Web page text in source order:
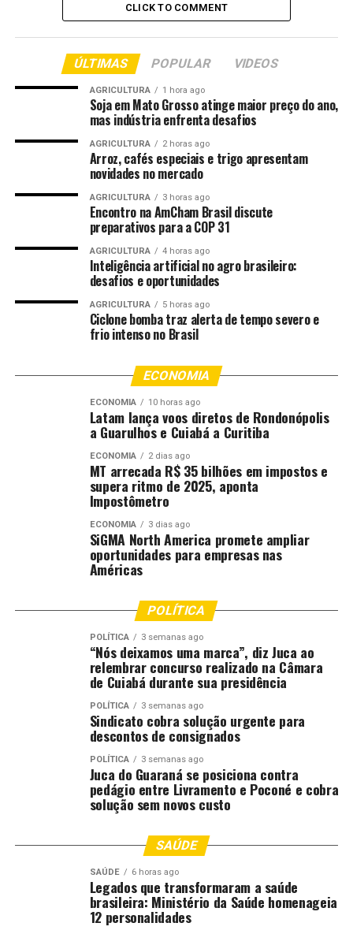
Os seis telões foram instalados na Rua Vila Mirante, no
bairro Ribeirão do Lipa; Rua Lages, no CPA I; Rua 17, no
bairro Santa Terezinha; Rua 15, no bairro João Bosco
Pinheiro; Rua 44, no bairro São João Del Rey; e Rua Belo
Horizonte, no bairro Alvorada. A estrutura contou ainda
com tendas, cadeiras, distribuição de água e apoio
operacional da Secretaria Municipal de Mobilidade
Urbana (Semob).
Durante a transmissão da partida, o prefeito Abilio
Brunini visitou algumas das ruas contempladas para
acompanhar de perto a participação dos moradores e
prestigiar o trabalho realizado pelas comunidades na
decoração dos espaços. Nas visitas, conversou com os
moradores, observou os detalhes das pinturas e reforçou
convivência entre os bairros.
“Ver as ruas decoradas, as famílias reunidas e os vizinhos
o futebol vai muito além das quatro linhas. O Minha Rua
é Show de Bola resgata uma tradição bonita dos bairros
e fortalece o sentimento de pertencimento e
comunidade entre os moradores de Cuiabá. Fiz questão
de visitar algumas dessas ruas para agradecer
pessoalmente o empenho de todos que participaram
dessa mobilização”, afirmou o prefeito.
CLICK TO COMMENT
ÚLTIMAS POPULAR VIDEOS
AGRICULTURA 1 hora ago
Soja em Mato Grosso atinge maior preço do ano,
mas indústria enfrenta desafios
AGRICULTURA 2 horas ago
Arroz, cafés especiais e trigo apresentam
novidades no mercado
AGRICULTURA 3 horas ago
Encontro na AmCham Brasil discute
preparativos para a COP 31
AGRICULTURA 4 horas ago
Inteligência artificial no agro brasileiro:
desafios e oportunidades
AGRICULTURA 5 horas ago
Ciclone bomba traz alerta de tempo severo e
frio intenso no Brasil
ECONOMIA
ECONOMIA 10 horas ago
Latam lança voos diretos de Rondonópolis
a Guarulhos e Cuiabá a Curitiba
ECONOMIA 2 dias ago
MT arrecada R$ 35 bilhões em impostos e
supera ritmo de 2025, aponta
Impostômetro
ECONOMIA 3 dias ago
SiGMA North America promete ampliar
oportunidades para empresas nas
Américas
POLÍTICA
POLÍTICA 3 semanas ago
“Nós deixamos uma marca”, diz Juca ao
relembrar concurso realizado na Câmara
de Cuiabá durante sua presidência
POLÍTICA 3 semanas ago
Sindicato cobra solução urgente para
descontos de consignados
POLÍTICA 3 semanas ago
Juca do Guaraná se posiciona contra
pedágio entre Livramento e Poconé e cobra
solução sem novos custo
SAÚDE
SAÚDE 6 horas ago
Legados que transformaram a saúde
brasileira: Ministério da Saúde homenageia
12 personalidades